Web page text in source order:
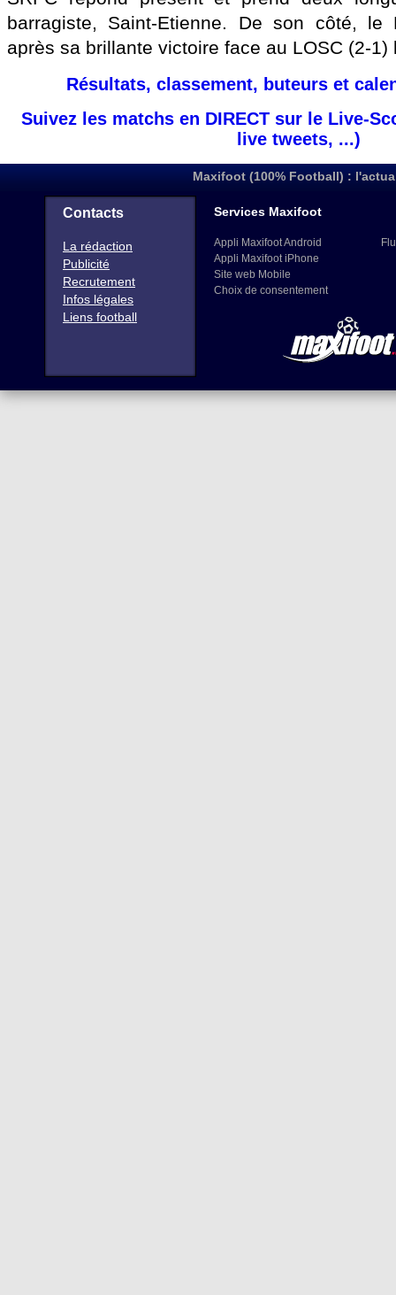
barragiste, Saint-Etienne. De son côté, le
après sa brillante victoire face au LOSC (2-
Résultats, classement, buteurs et
Suivez les matchs en DIRECT sur le Live-
live tweets, ...)
Maxifoot (100% Football) :
Contacts
La rédaction
Publicité
Recrutement
Infos légales
Liens football
Services Maxifoot
Appli Maxifoot Android
Appli Maxifoot iPhone
Site web Mobile
Choix de consentement